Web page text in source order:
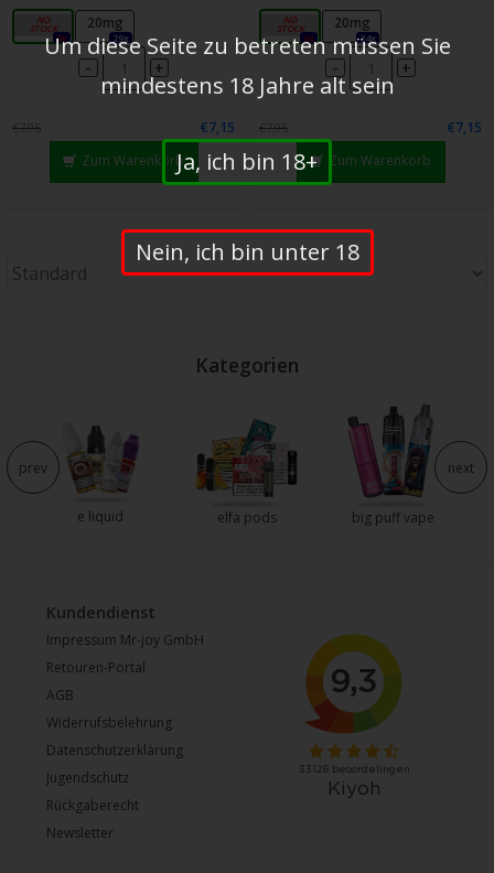
10mg
0x
20mg
29x
- +
€7,95
€7,15
Zum Warenkorb
10mg
0x
20mg
34x
- +
€7,95
€7,15
Zum Warenkorb
Kategorien
e liquid elfa pods big puff vape
prev next
Kundendienst
Impressum Mr-joy GmbH
Retouren-Portal
AGB
Widerrufsbelehrung
Datenschutzerklärung
Jugendschutz
Rückgaberecht
Newsletter
Um diese Seite zu betreten müssen Sie
mindestens 18 Jahre alt sein
Ja, ich bin 18+
Nein, ich bin unter 18